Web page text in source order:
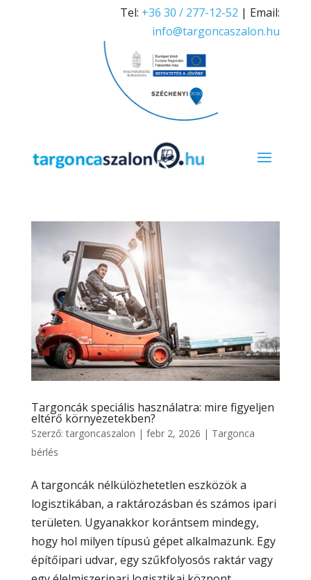
Tel: +36 30 / 277-12-52 | Email:
info@targoncaszalon.hu
Targoncák speciális használatra: mire figyeljen
eltérő környezetekben?
Szerző:targoncaszalon | febr 2, 2026 | Targonca
bérlés
A targoncák nélkülözhetetlen eszközök a
logisztikában, a raktározásban és számos ipari
területen. Ugyanakkor korántsem mindegy,
hogy hol milyen típusú gépet alkalmazunk. Egy
építőipari udvar, egy szűkfolyosós raktár vagy